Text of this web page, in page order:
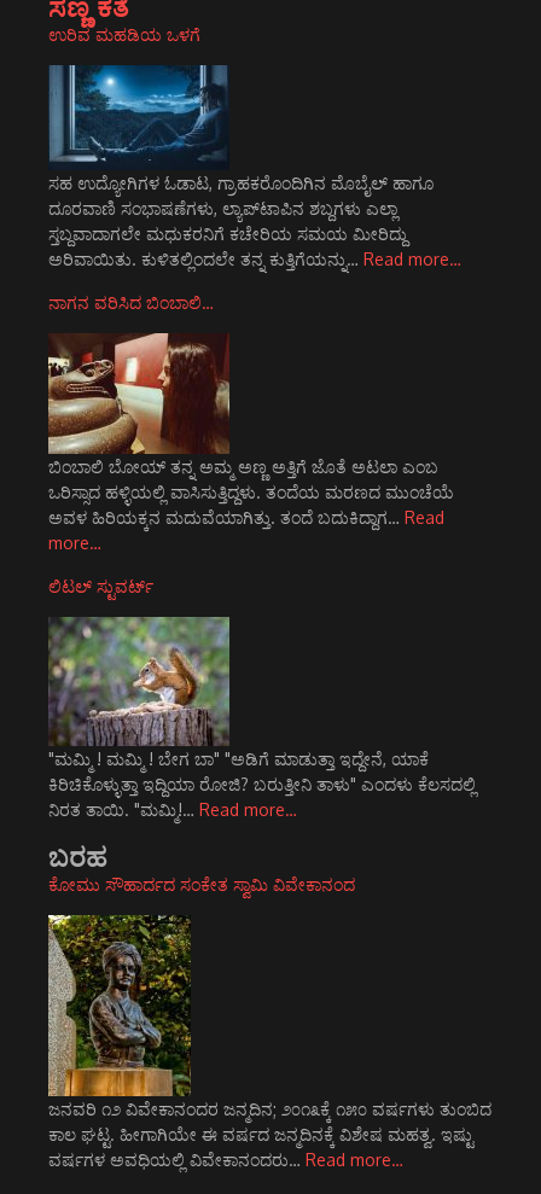
ಉರಿವ ಮಹಡಿಯ ಒಳಗೆ
ಸಹ ಉದ್ಯೋಗಿಗಳ ಓಡಾಟ, ಗ್ರಾಹಕರೊಂದಿಗಿನ ಮೊಬೈಲ್ ಹಾಗೂ
ದೂರವಾಣಿ ಸಂಭಾಷಣೆಗಳು, ಲ್ಯಾಪ್‌ಟಾಪಿನ ಶಬ್ದಗಳು ಎಲ್ಲಾ
ಸ್ತಬ್ದವಾದಾಗಲೇ ಮಧುಕರನಿಗೆ ಕಚೇರಿಯ ಸಮಯ ಮೀರಿದ್ದು
ಅರಿವಾಯಿತು. ಕುಳಿತಲ್ಲಿಂದಲೇ ತನ್ನ ಕುತ್ತಿಗೆಯನ್ನು… Read more…
ನಾಗನ ವರಿಸಿದ ಬಿಂಬಾಲಿ…
ಬಿಂಬಾಲಿ ಬೋಯ್ ತನ್ನ ಅಮ್ಮ ಅಣ್ಣ ಅತ್ತಿಗೆ ಜೊತೆ ಅಟಲಾ ಎಂಬ
ಒರಿಸ್ಸಾದ ಹಳ್ಳಿಯಲ್ಲಿ ವಾಸಿಸುತ್ತಿದ್ದಳು. ತಂದೆಯ ಮರಣದ ಮುಂಚೆಯೆ
ಅವಳ ಹಿರಿಯಕ್ಕನ ಮದುವೆಯಾಗಿತ್ತು. ತಂದೆ ಬದುಕಿದ್ದಾಗ… Read
more…
ಲಿಟಲ್ ಸ್ಟುವರ್ಟ್
"ಮಮ್ಮಿ ! ಮಮ್ಮಿ ! ಬೇಗ ಬಾ" "ಅಡಿಗೆ ಮಾಡುತ್ತಾ ಇದ್ದೇನೆ, ಯಾಕೆ
ಕಿರಿಚಿಕೊಳ್ಳುತ್ತಾ ಇದ್ದಿಯಾ ರೋಜಿ? ಬರುತ್ತೀನಿ ತಾಳು" ಎಂದಳು ಕೆಲಸದಲ್ಲಿ
ನಿರತ ತಾಯಿ. "ಮಮ್ಮಿ!… Read more…
ಬರಹ
ಕೋಮು ಸೌಹಾರ್ದದ ಸಂಕೇತ ಸ್ವಾಮಿ ವಿವೇಕಾನಂದ
ಜನವರಿ ೧೨ ವಿವೇಕಾನಂದರ ಜನ್ಮದಿನ; ೨೦೧೩ಕ್ಕೆ ೧೫೦ ವರ್ಷಗಳು ತುಂಬಿದ
ಕಾಲ ಘಟ್ಟ. ಹೀಗಾಗಿಯೇ ಈ ವರ್ಷದ ಜನ್ಮದಿನಕ್ಕೆ ವಿಶೇಷ ಮಹತ್ವ. ಇಷ್ಟು
ವರ್ಷಗಳ ಅವಧಿಯಲ್ಲಿ ವಿವೇಕಾನಂದರು… Read more…